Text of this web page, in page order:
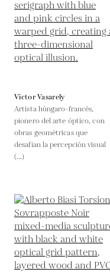
Victor Vasarely
Artista húngaro-francés,
pionero del arte óptico, con
obras geométricas que
desafían la percepción visual
(...)